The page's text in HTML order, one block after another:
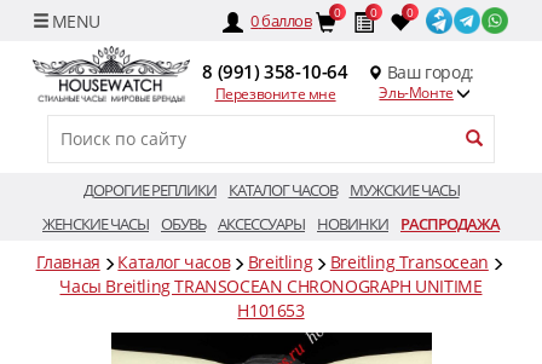
0баллов 0 0 0
8 (991) 358-10-64
Перезвоните мне
Ваш город:
Эль-Монте
ДОРОГИЕ РЕПЛИКИ КАТАЛОГ ЧАСОВ
МУЖСКИЕ ЧАСЫ
ЖЕНСКИЕ ЧАСЫ ОБУВЬ АКСЕССУАРЫ НОВИНКИ РАСПРОДАЖА
Главная Каталог часов Breitling
Breitling Transocean
Часы Breitling TRANSOCEAN CHRONOGRAPH UNITIME
H101653